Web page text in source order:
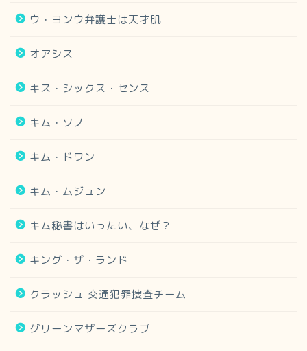
ウ・ヨンウ弁護士は天才肌
オアシス
キス・シックス・センス
キム・ソノ
キム・ドワン
キム・ムジュン
キム秘書はいったい、なぜ？
キング・ザ・ランド
クラッシュ 交通犯罪捜査チーム
グリーンマザーズクラブ